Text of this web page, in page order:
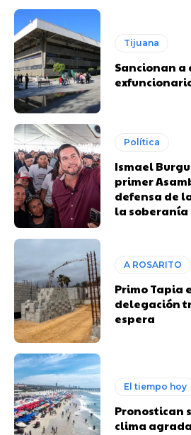
Tijuana
Sancionan a
Política
Ismael
primer
defensa de
la soberanía
A ROSARITO
Primo Tapia
delegación
espera
El tiempo hoy
Pronostican
clima